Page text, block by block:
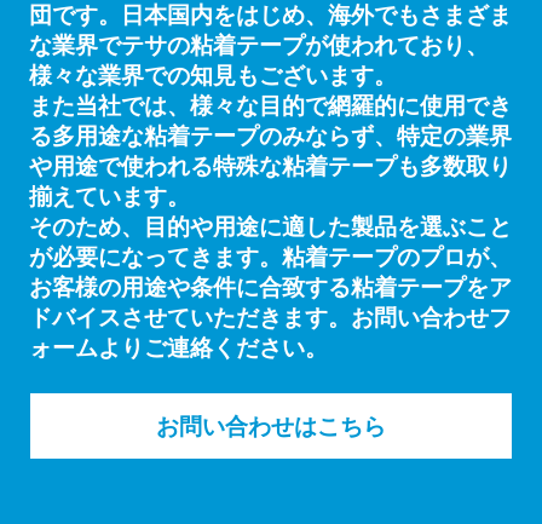
団です。日本国内をはじめ、海外でもさまざま
な業界でテサの粘着テープが使われており、
様々な業界での知見もございます。
また当社では、様々な目的で網羅的に使用でき
る多用途な粘着テープのみならず、特定の業界
や用途で使われる特殊な粘着テープも多数取り
揃えています。
そのため、目的や用途に適した製品を選ぶこと
が必要になってきます。粘着テープのプロが、
お客様の用途や条件に合致する粘着テープをア
ドバイスさせていただきます。お問い合わせフ
ォームよりご連絡ください。
お問い合わせはこちら